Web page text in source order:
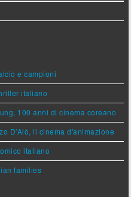
e campioni
italiano
100 anni di cinema coreano
D'Alò, il cinema d'animazione
italiano
families